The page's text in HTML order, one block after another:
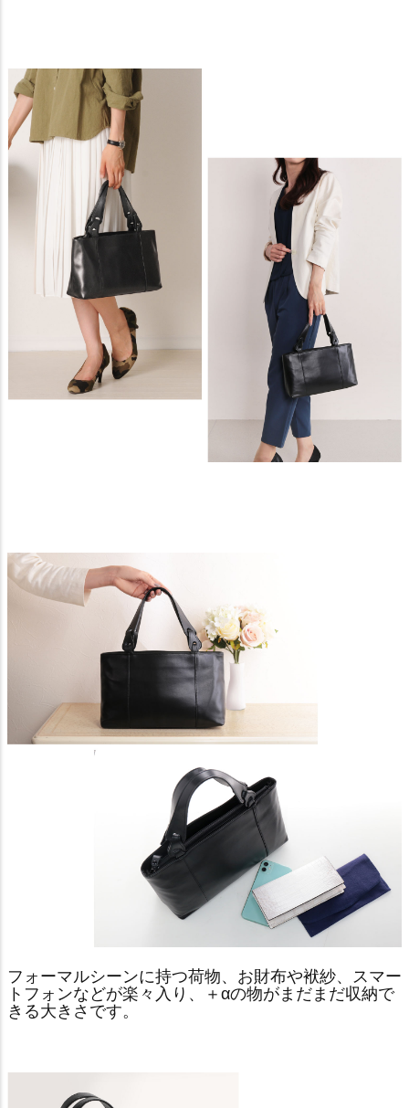
フォーマルシーンに持つ荷物、お財布や袱紗、スマー
トフォンなどが楽々入り、＋αの物がまだまだ収納で
きる大きさです。